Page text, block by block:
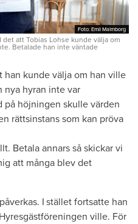
Foto: Emil Malmborg
Foto: Emil Malmborg
att Tobias Lohse kunde välja om
Betalade han inte väntade
han kunde välja om han ville
nya hyran inte var
på höjningen skulle värden
rättsinstans som kan pröva
Betala annars så skickar vi
att många blev det
I ­stället fortsatte han
ville. För